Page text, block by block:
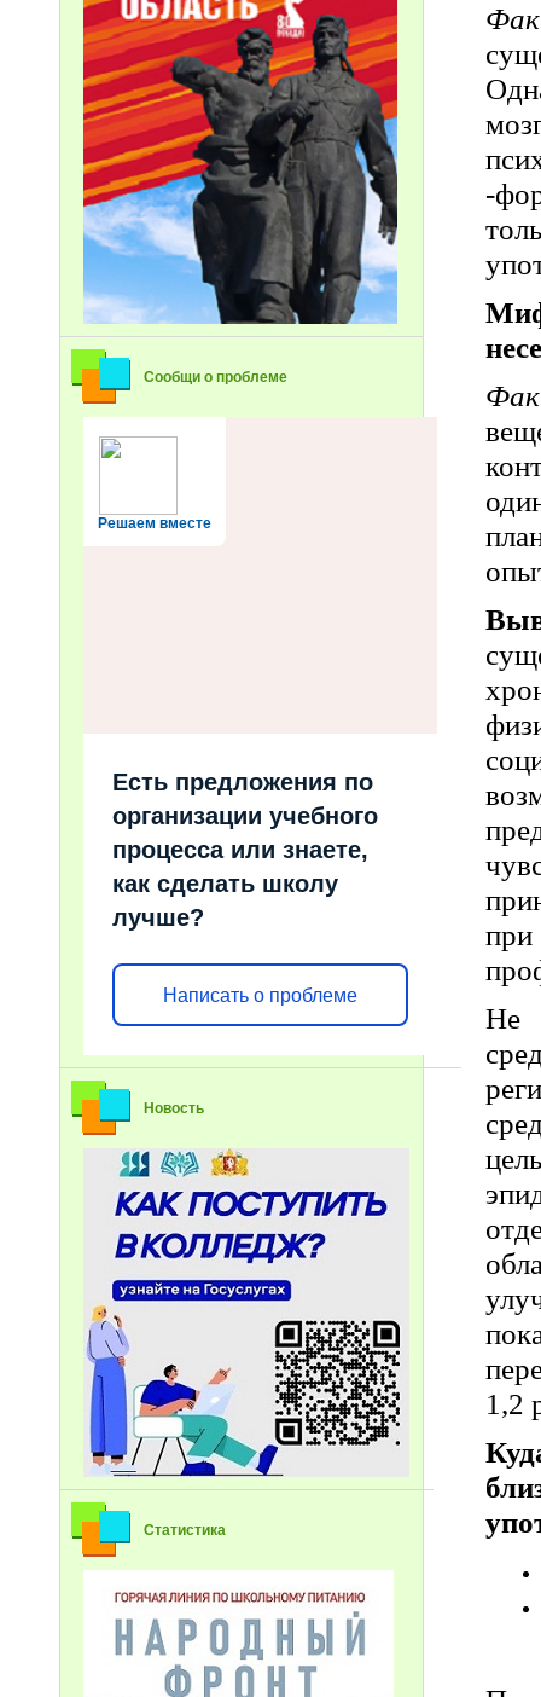
Сообщи о проблеме
Решаем вместе
Есть предложения по
организации учебного
процесса или знаете,
как сделать школу
лучше?
Написать о проблеме
Новость
Статистика
-
Не
1,2